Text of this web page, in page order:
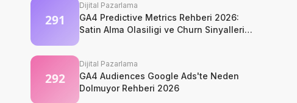
Dijital Pazarlama
GA4 Predictive Metrics Rehberi 2026:
Satin Alma Olasiligi ve Churn Sinyalleri
Nasil Okunur?
Dijital Pazarlama
GA4 Audiences Google Ads'te Neden
Dolmuyor Rehberi 2026